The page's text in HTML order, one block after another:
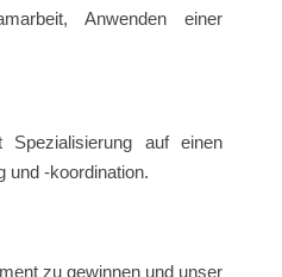
Anwenden einer
auf einen
und -koordination.
zu gewinnen und unser